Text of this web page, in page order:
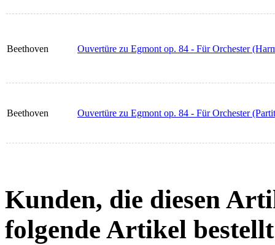
Beethoven Ouvertüre zu Egmont op. 84 - Für Orchester
Beethoven Ouvertüre zu Egmont op. 84 - Für Orchester
Kunden, die diesen
folgende Artikel